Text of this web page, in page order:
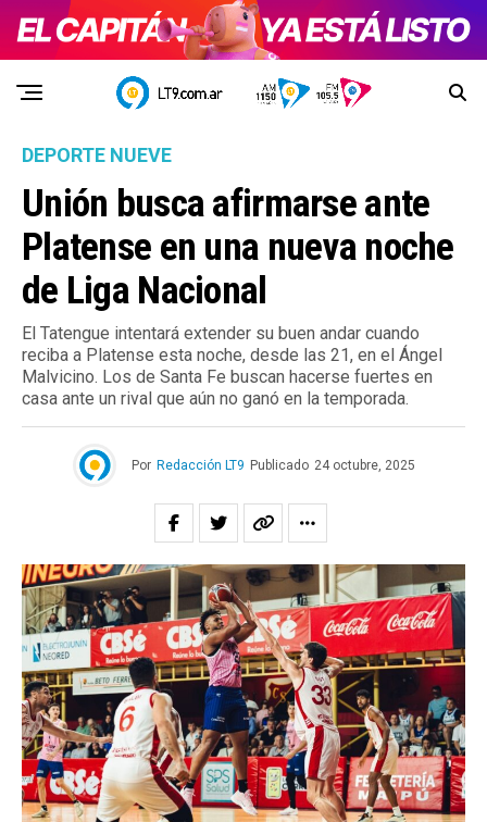
DEPORTE NUEVE
Unión busca afirmarse ante
Platense en una nueva noche
de Liga Nacional
El Tatengue intentará extender su buen andar cuando
reciba a Platense esta noche, desde las 21, en el Ángel
Malvicino. Los de Santa Fe buscan hacerse fuertes en
casa ante un rival que aún no ganó en la temporada.
Por Redacción LT9 Publicado 24 octubre, 2025